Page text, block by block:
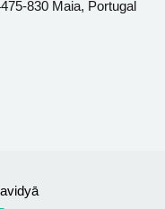
830 Maia, Portugal